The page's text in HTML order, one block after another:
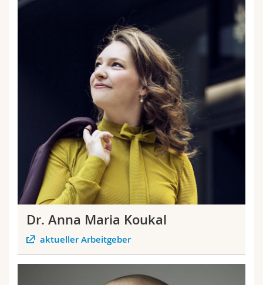
Dr. Anna Maria Koukal
aktueller Arbeitgeber